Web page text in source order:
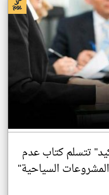
تتسلم كتاب عدم
السياحية"